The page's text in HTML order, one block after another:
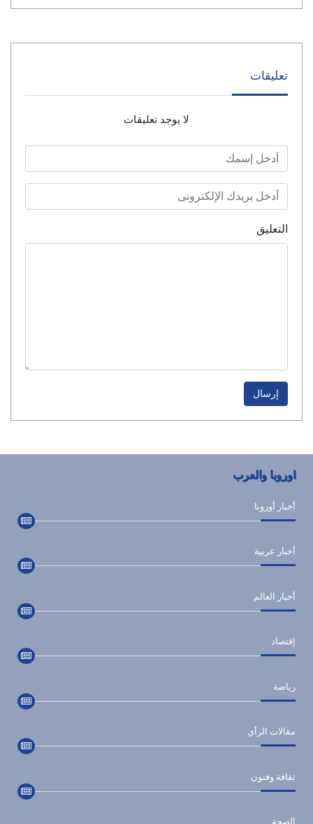
تعليقات
لا يوجد تعليقات
التعليق
إرسال
اوروبا والعرب
أخبار أوروبا
أخبار عربية
أخبار العالم
إقتصاد
رياضة
مقالات الرأي
ثقافة وفنون
الصحة